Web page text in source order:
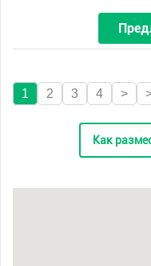
1 2 3 4 >
Как